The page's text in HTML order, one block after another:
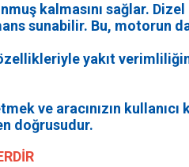
kalmasını sağlar.
sunabilir. Bu, motorun
yakıt
ve aracınızın
doğrusudur.